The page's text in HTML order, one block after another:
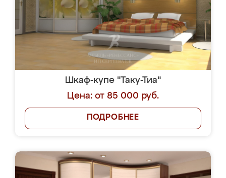
Шкаф-купе "Таку-Тиа"
Цена: от 85 000 руб.
ПОДРОБНЕЕ